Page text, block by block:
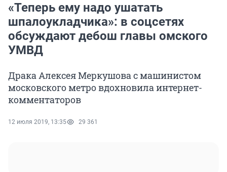
«Теперь ему надо ушатать
шпалоукладчика»: в соцсетях
обсуждают дебош главы омского
УМВД
Драка Алексея Меркушова с машинистом
московского метро вдохновила интернет-
комментаторов
12 июля 2019, 13:35 29 361